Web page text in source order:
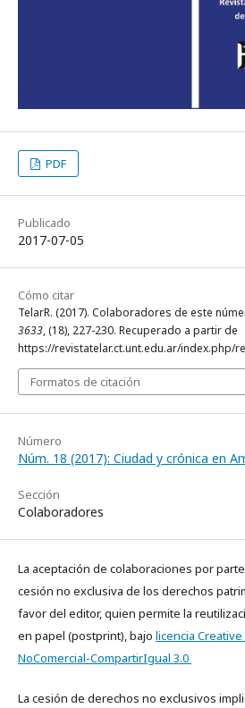
PDF
Publicado
2017-07-05
Cómo citar
TelarR. (2017). Colaboradores de este
3633, (18), 227-230. Recuperado a partir de
https://revistatelar.ct.unt.edu.ar/index.php/
Formatos de citación
Número
Núm. 18 (2017): Ciudad y crónica en
Sección
Colaboradores
La aceptación de colaboraciones por
cesión no exclusiva de los derechos
favor del editor, quien permite la
en papel (postprint), bajo licencia
NoComercial-CompartirIgual 3.0
La cesión de derechos no exclusivos